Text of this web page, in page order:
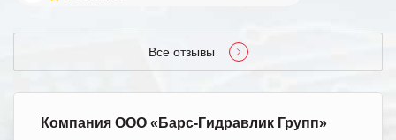
Все отзывы
Компания ООО «Барс-Гидравлик Групп»